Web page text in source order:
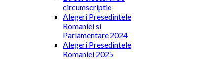
circumscriptie
Alegeri Presedintele
Romaniei si
Parlamentare 2024
Alegeri Presedintele
Romaniei 2025